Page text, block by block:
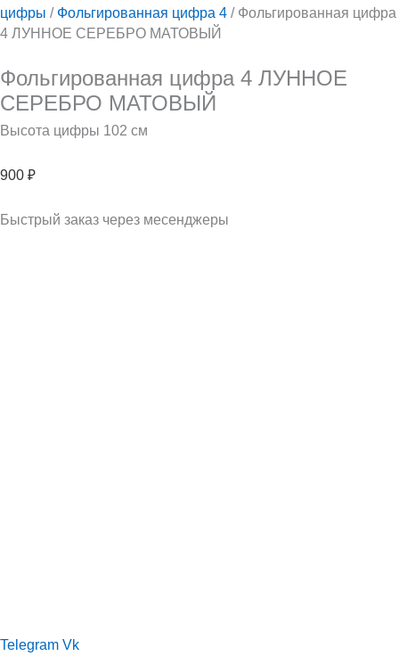
цифры / Фольгированная цифра 4 / Фольгированная цифра
4 ЛУННОЕ СЕРЕБРО МАТОВЫЙ
Фольгированная цифра 4 ЛУННОЕ
СЕРЕБРО МАТОВЫЙ
Высота цифры 102 см
900 ₽
Быстрый заказ через месенджеры
Telegram Vk